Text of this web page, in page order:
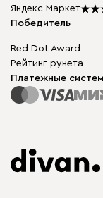
Подарочные
Мы в прессе
Яндекс Маркет
Победитель
Red Dot Award
Рейтинг рунета
Платежные